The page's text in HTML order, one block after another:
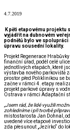
4.7.2019
K pěti etapovému projektu
vyjádřit na dubnovém
podnětů bylo ve
úpravu sousední lokality.
Projekt Regenerace
finanční úřad, podél celé
jednotlivých etapách, které
výstavba nového parkoviště
prostor před Poliklinikou se
začne v rámci 4. etapy
projekt parkové úpravy s
Ostrava v rámci Adaptační
„Jsem rád, že lidé využili
zohledníme i při tvorbě
místostarosta Jan Dohnal,
uvedené více etapové
zda přesunout „Jezírko“ do